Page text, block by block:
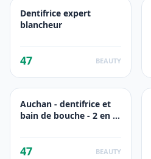
Dentifrice expert
blancheur
47 BEAUTY
Auchan - dentifrice et
bain de bouche - 2 en 1
47 BEAUTY